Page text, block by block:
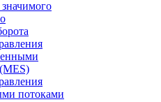
потоками